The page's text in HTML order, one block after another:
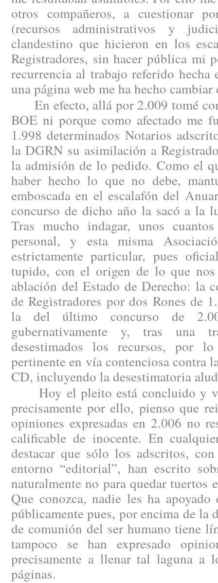
otros compañeros, a cuestionar
(recursos administrativos y
clandestino que hicieron en los
Registradores, sin hacer pública mi
recurrencia al trabajo referido hecha
una página web me ha hecho
En efecto, allá por 2.009 tomé
BOE ni porque como afectado me
1.998 determinados Notarios
la DGRN su asimilación a
la admisión de lo pedido. Como el
haber hecho lo que no debe,
emboscada en el escalafón del
concurso de dicho año la sacó a la
Tras mucho indagar, unos
personal, y esta misma
estrictamente particular, pues
tupido, con el origen de lo que nos
ablación del Estado de Derecho: la
de Registradores por dos Rones de
la del último concurso de
gubernativamente y, tras una
desestimados los recursos, por
pertinente en vía contenciosa contra
CD, incluyendo la desestimatoria
Hoy el pleito está concluido y
precisamente por ello, pienso que
opiniones expresadas en 2.006 no
calificable de inocente. En
destacar que sólo los adscritos,
entorno “editorial”, han escrito
naturalmente no para quedar tuertos
Que conozca, nadie les ha
públicamente pues, por encima de la
de comunión del ser humano tiene
tampoco se han expresado
precisamente a llenar tal laguna a
páginas.